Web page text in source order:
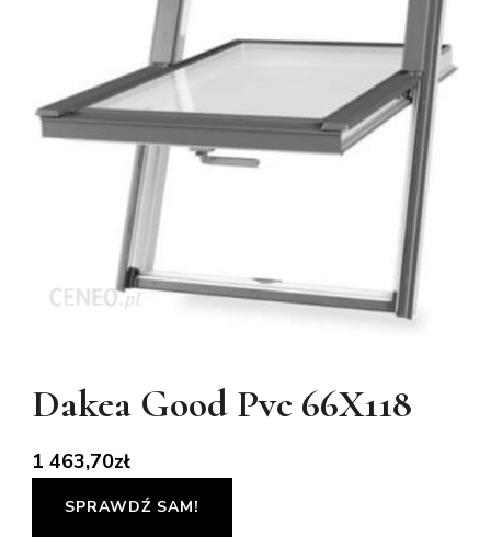
Dakea Good Pvc 66X118
1 463,70zł
SPRAWDŹ SAM!